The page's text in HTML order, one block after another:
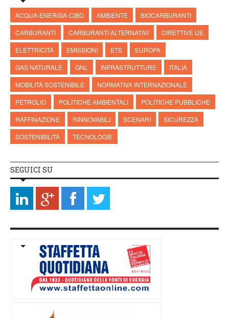
ACQUA-ENERGIA-CIBO AMBIENTE
BIOCARBURANTI
CARBURANTI
CARBURANTI ALTERNATIVI
DIRETTIVE UE
ELETTRICITÀ
EMISSIONI ETS
EUROPA
GAS NATURALE
GNL INFRASTRUTTURE
ITALIA
MOBILITÀ SOSTENIBILE
NORMATIVA INTERNAZIONALE
PETROLIO
POLITICHE AMBIENTALI
POLITICHE PUBBLICHE
RAFFINAZIONE
RINNOVABILI SCENARI
SICUREZZA
SOSTENIBILITÀ
TECNOLOGIE
SEGUICI SU